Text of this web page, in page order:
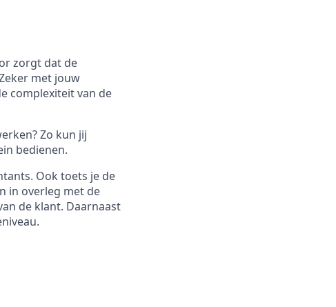
zorgt dat de
met jouw
complexiteit van de
Zo kun jij
bedienen.
Ook toets je de
in overleg met de
de klant. Daarnaast